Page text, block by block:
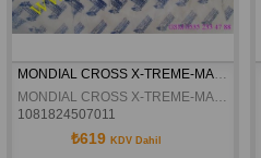
MONDIAL CROSS X-TREME-MAX SOL SIYAH ÖN AMORTISÖR DEKORATIF KAPAK ORJINAL
MONDIAL CROSS X-TREME-MAX SOL SIYAH ÖN AMORTISÖR DEKORATIF KAPAK ORJINAL
1081824507011
₺619 KDV Dahil